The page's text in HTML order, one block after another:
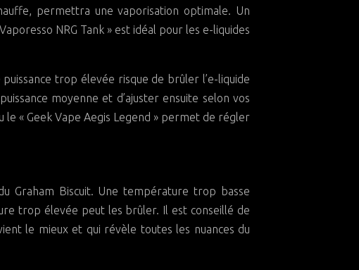
permettra une vaporisation optimale. Un
NRG Tank » est idéal pour les e-liquides
trop élevée risque de brûler l’e-liquide
moyenne et d’ajuster ensuite selon vos
« Geek Vape Aegis Legend » permet de régler
Graham Biscuit. Une température trop basse
trop élevée peut les brûler. Il est conseillé de
le mieux et qui révèle toutes les nuances du